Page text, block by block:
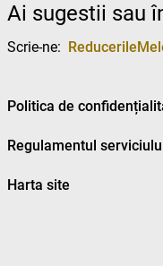
Ai sugestii sau
Scrie-ne:
Politica de
Regulamentul
Harta site